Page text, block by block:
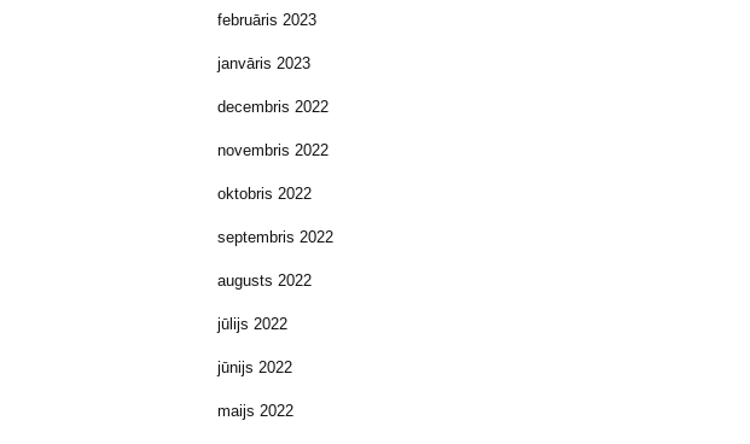
februāris 2023
janvāris 2023
decembris 2022
novembris 2022
oktobris 2022
septembris 2022
augusts 2022
jūlijs 2022
jūnijs 2022
maijs 2022